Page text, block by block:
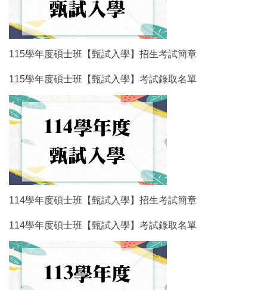
115學年度碩士班【甄試入學】招生考試簡章
115學年度碩士班【甄試入學】考試錄取名單
114學年度碩士班【甄試入學】招生考試簡章
114學年度碩士班【甄試入學】考試錄取名單